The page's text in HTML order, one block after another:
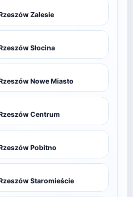
Zalesie
Słocina
Nowe Miasto
Centrum
Pobitno
Staromieście